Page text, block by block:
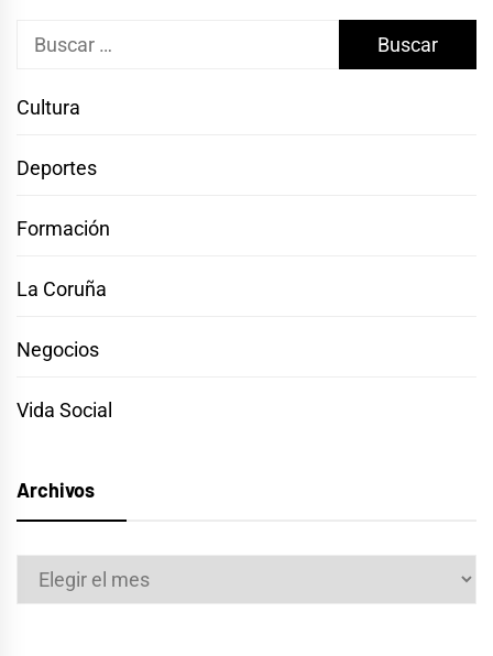
Buscar:
Cultura
Deportes
Formación
La Coruña
Negocios
Vida Social
Archivos
Archivos